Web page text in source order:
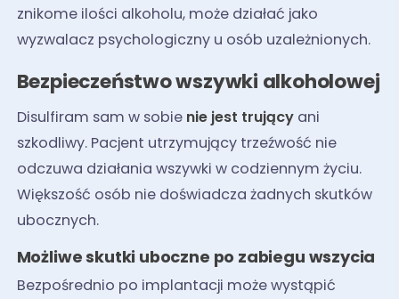
znikome ilości alkoholu, może działać jako
wyzwalacz psychologiczny u osób uzależnionych.
Bezpieczeństwo wszywki alkoholowej
Disulfiram sam w sobie nie jest trującyani
szkodliwy. Pacjent utrzymujący trzeźwość nie
odczuwa działania wszywki w codziennym życiu.
Większość osób nie doświadcza żadnych skutków
ubocznych.
Możliwe skutki uboczne po zabiegu wszycia
Bezpośrednio po implantacji może wystąpić